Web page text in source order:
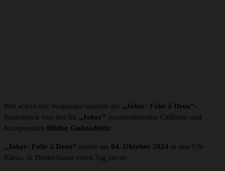
Wie schon der Vorgänger stammt der „Joker: Folie à Deux“-
Soundtrack von der für „Joker“ oscarprämierten Celllistin und
Komponistin Hildur Guðnadóttir.
„Joker: Folie à Deux“ startet am 04. Oktober 2024 in den US-
Kinos, in Deutschland einen Tag zuvor.